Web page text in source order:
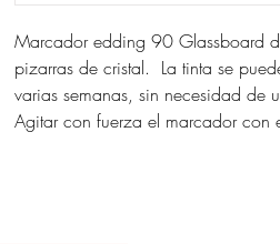
Marcador edding 90 Glassboard
pizarras de cristal. La tinta se
varias semanas, sin necesidad de
Agitar con fuerza el marcador con